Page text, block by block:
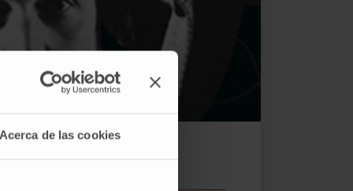
de las cookies